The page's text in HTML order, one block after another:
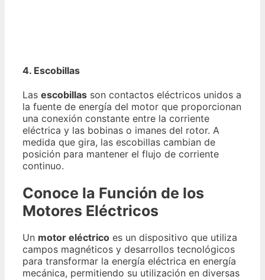
4. Escobillas
Las escobillas son contactos eléctricos unidos a
la fuente de energía del motor que proporcionan
una conexión constante entre la corriente
eléctrica y las bobinas o imanes del rotor. A
medida que gira, las escobillas cambian de
posición para mantener el flujo de corriente
continuo.
Conoce la Función de los
Motores Eléctricos
Un motor eléctrico es un dispositivo que utiliza
campos magnéticos y desarrollos tecnológicos
para transformar la energía eléctrica en energía
mecánica, permitiendo su utilización en diversas